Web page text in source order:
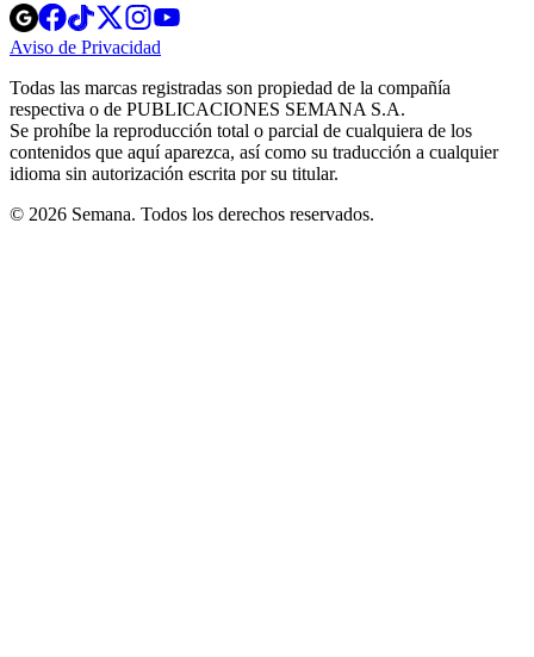
Opens
in
new
Opens
in
new
Opens
in
new
window
Opens
new
windowwindow
Aviso de Privacidad
new
window
Todas las marcas registradas son propiedad de la compañía
respectiva o de PUBLICACIONES SEMANA S.A.
Se prohíbe la reproducción total o parcial de cualquiera de los
contenidos que aquí aparezca, así como su traducción a cualquier
idioma sin autorización escrita por su titular.
© 2026 Semana. Todos los derechos reservados.